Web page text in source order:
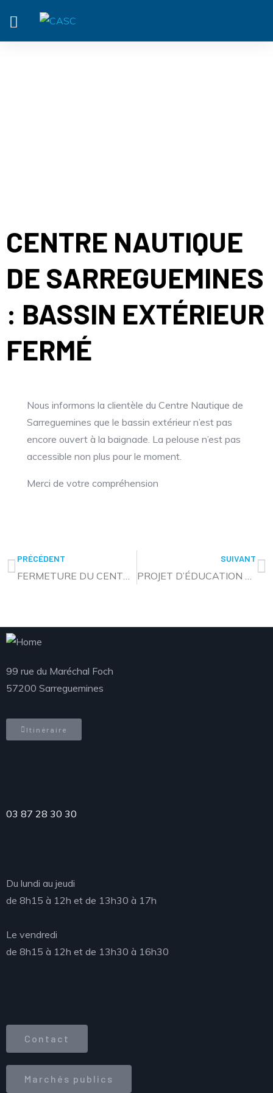
CENTRE NAUTIQUE
DE SARREGUEMINES
: BASSIN EXTÉRIEUR
FERMÉ
Nous informons la clientèle du Centre Nautique de
Sarreguemines que le bassin extérieur n’est pas
encore ouvert à la baignade. La pelouse n’est pas
accessible non plus pour le moment.
Merci de votre compréhension
PRÉCÉDENT
FERMETURE DU CENTRE NAUTIQUE LE 7 JUIN
SUIVANT
PROJET D’ÉDUCATION AU DÉVELOPPEMENT DURABLE : CONCOURS D’EXPRESSION ARTISTIQUE
99 rue du Maréchal Foch
57200 Sarreguemines
Itinéraire
03 87 28 30 30
Du lundi au jeudi
de 8h15 à 12h et de 13h30 à 17h
Le vendredi
de 8h15 à 12h et de 13h30 à 16h30
Contact
Marchés publics